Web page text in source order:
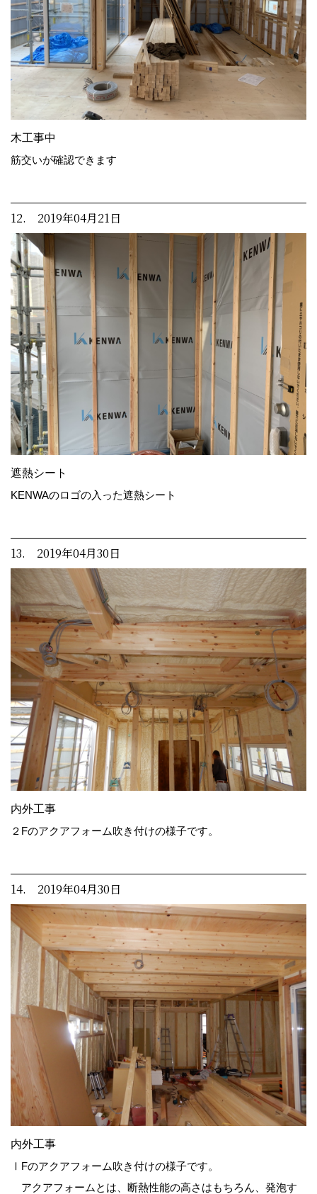
木工事中
筋交いが確認できます
12. 2019年04月21日
遮熱シート
KENWAのロゴの入った遮熱シート
13. 2019年04月30日
内外工事
２Fのアクアフォーム吹き付けの様子です。
14. 2019年04月30日
内外工事
ⅠFのアクアフォーム吹き付けの様子です。
アクアフォームとは、断熱性能の高さはもちろん、発泡す